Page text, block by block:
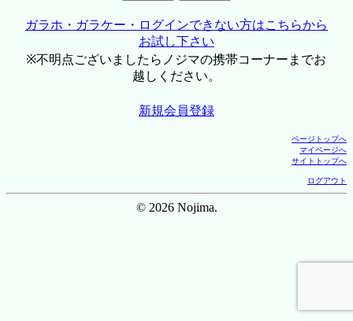
ガラホ・ガラケー・ログインできない方はこちらから
お試し下さい
※不明点ございましたらノジマの携帯コーナーまでお
越しください。
新規会員登録
ページトップへ
マイページへ
サイトトップへ
ログアウト
© 2026 Nojima.